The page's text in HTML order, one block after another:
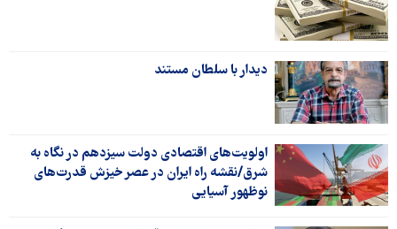
دیدار با سلطان مستند
اولویت‌های اقتصادی دولت سیزدهم در نگاه به
شرق/نقشه راه ایران در عصر خیزش قدرت­‌های
نوظهور آسیایی